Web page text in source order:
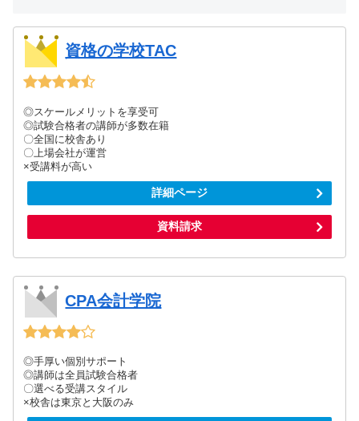
資格の学校TAC
◎スケールメリットを享受可
◎試験合格者の講師が多数在籍
〇全国に校舎あり
〇上場会社が運営
×受講料が高い
詳細ページ
資料請求
CPA会計学院
◎手厚い個別サポート
◎講師は全員試験合格者
〇選べる受講スタイル
×校舎は東京と大阪のみ